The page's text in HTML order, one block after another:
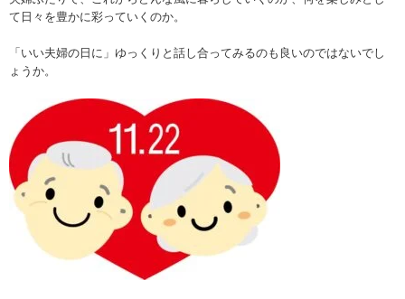
て日々を豊かに彩っていくのか。
「いい夫婦の日に」ゆっくりと話し合ってみるのも良いのではないでし
ょうか。